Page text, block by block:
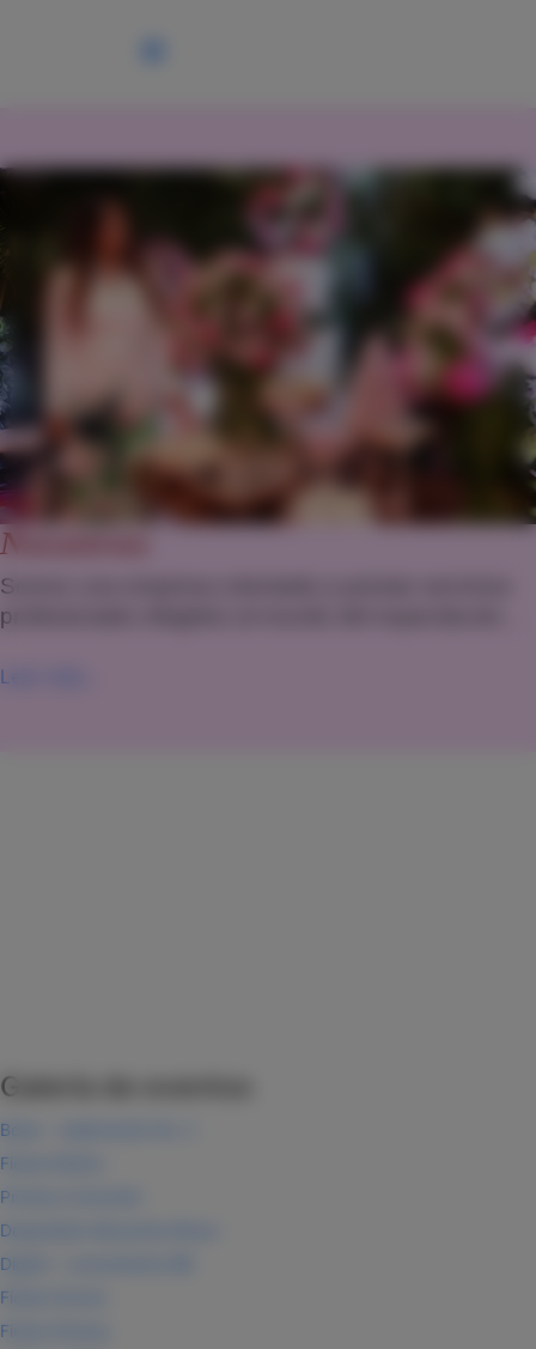
Nosotros
Somos una empresa orientada a prestar servicios
profesionales dirigidos al mundo del espectáculo...
Leer más...
Galería de eventos
Boda - celebración No. 2
Fiesta Roblox
Primera Comunión
Despedida Alexandra Braun
Digitel - Lanzamiento BB
Fiesta Donuts
Fiesta Sirenas